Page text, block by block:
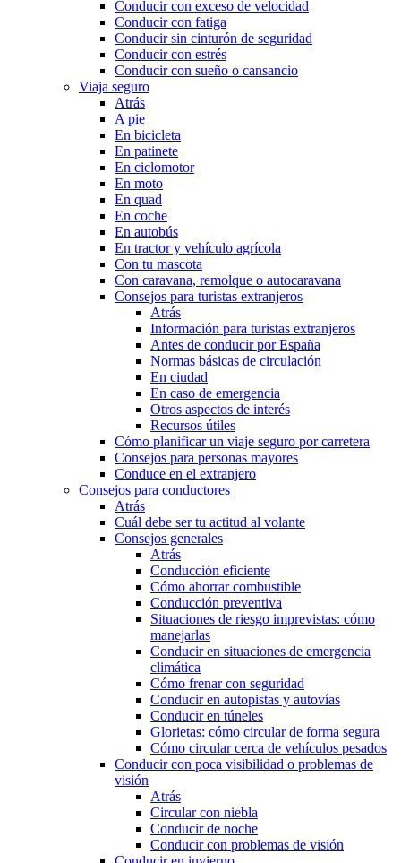
Conducir con exceso de velocidad
Conducir con fatiga
Conducir sin cinturón de seguridad
Conducir con estrés
Conducir con sueño o cansancio
Viaja seguro
Atrás
A pie
En bicicleta
En patinete
En ciclomotor
En moto
En quad
En coche
En autobús
En tractor y vehículo agrícola
Con tu mascota
Con caravana, remolque o autocaravana
Consejos para turistas extranjeros
Atrás
Información para turistas extranjeros
Antes de conducir por España
Normas básicas de circulación
En ciudad
En caso de emergencia
Otros aspectos de interés
Recursos útiles
Cómo planificar un viaje seguro por carretera
Consejos para personas mayores
Conduce en el extranjero
Consejos para conductores
Atrás
Cuál debe ser tu actitud al volante
Consejos generales
Atrás
Conducción eficiente
Cómo ahorrar combustible
Conducción preventiva
Situaciones de riesgo imprevistas: cómo
manejarlas
Conducir en situaciones de emergencia
climática
Cómo frenar con seguridad
Conducir en autopistas y autovías
Conducir en túneles
Glorietas: cómo circular de forma segura
Cómo circular cerca de vehículos pesados
Conducir con poca visibilidad o problemas de
visión
Atrás
Circular con niebla
Conducir de noche
Conducir con problemas de visión